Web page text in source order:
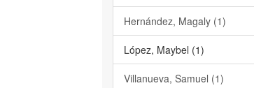
Hernández, Magaly (1)
López, Maybel (1)
Villanueva, Samuel (1)